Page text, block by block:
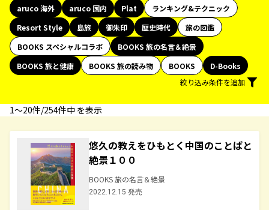
aruco 海外
aruco 国内 Plat
ランキング&テクニック
Resort Style
島旅 御朱印 歴史時代
旅の図鑑
BOOKS スペシャルコラボ
BOOKS 旅の名言＆絶景
BOOKS 旅と健康
BOOKS 旅の読み物 BOOKS
D-Books
絞り込み条件を追加
1〜20件/254件中 を表示
悠久の教えをひもとく中国のことばと
絶景１００
BOOKS 旅の名言＆絶景
2022.12.15 発売